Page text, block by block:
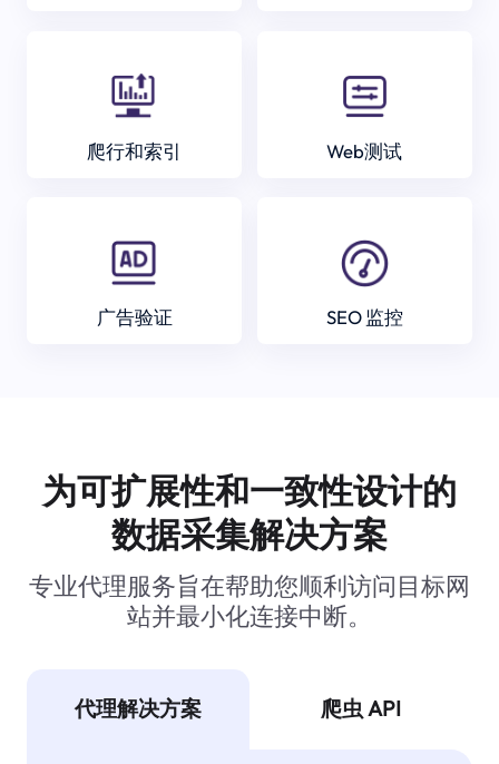
爬行和索引 Web测试
广告验证 SEO 监控
为可扩展性和一致性设计的
数据采集解决方案
专业代理服务旨在帮助您顺利访问目标网
站并最小化连接中断。
代理解决方案 爬虫 API